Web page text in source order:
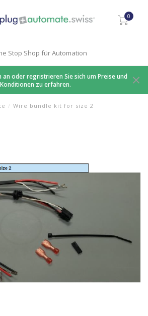
0
Stop Shop für Automation
an oder regristrieren Sie sich um Preise und
Konditionen zu erfahren.
/ Wire bundle kit for size 2